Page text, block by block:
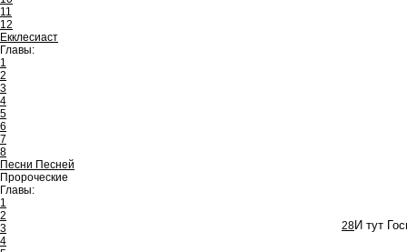
11
12
Екклесиаст
Главы:
1
2
3
4
5
6
7
8
Песни Песней
Пророческие
Главы:
1
2
3
4
28И тут